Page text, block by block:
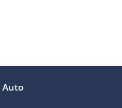
Auto